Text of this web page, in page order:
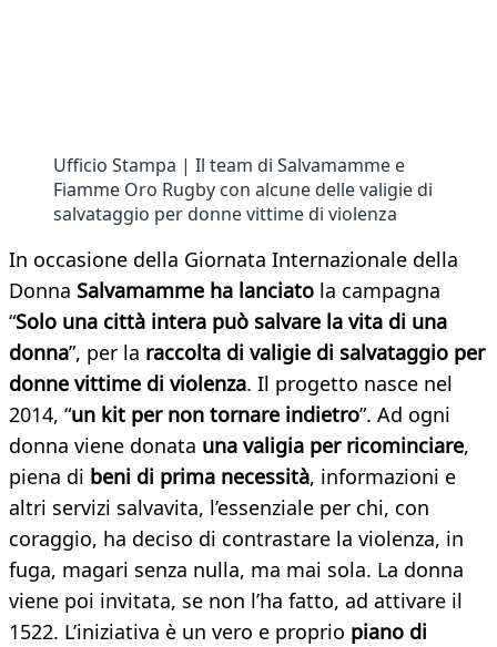
Ufficio Stampa | Il team di Salvamamme e
Fiamme Oro Rugby con alcune delle valigie di
salvataggio per donne vittime di violenza
In occasione della Giornata Internazionale della
Donna Salvamamme ha lanciato la campagna
“Solo una città intera può salvare la vita di una
donna”, per la raccolta di valigie di salvataggio per
donne vittime di violenza. Il progetto nasce nel
2014, “un kit per non tornare indietro”. Ad ogni
donna viene donata una valigia per ricominciare,
piena di beni di prima necessità, informazioni e
altri servizi salvavita, l’essenziale per chi, con
coraggio, ha deciso di contrastare la violenza, in
fuga, magari senza nulla, ma mai sola. La donna
viene poi invitata, se non l’ha fatto, ad attivare il
1522. L’iniziativa è un vero e proprio piano di